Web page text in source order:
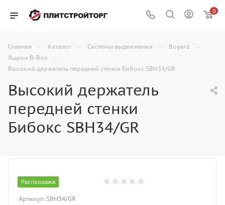
0
Главная — Каталог — Системы выдвижения — Boyard —
Ящики B-Box —
Высокий держатель передней стенки Бибокс SBH34/GR
Высокий держатель
передней стенки
Бибокс SBH34/GR
Распродажа
Артикул: SBH34/GR